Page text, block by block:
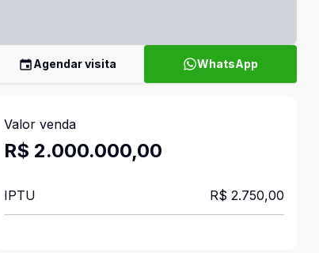
Agendar visita WhatsApp
Valor venda
R$ 2.000.000,00
IPTU R$ 2.750,00